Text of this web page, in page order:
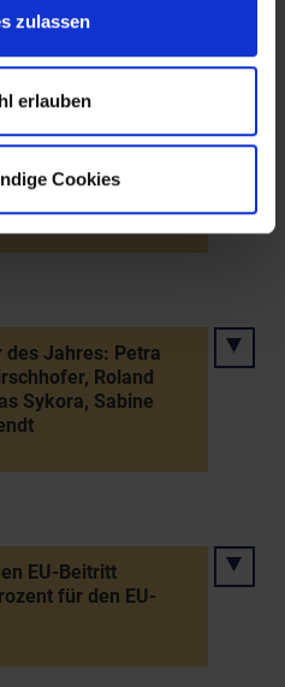
zulassen
erlauben
Cookies
(Rücktritt
des Jahres: Petra
Roland
Sykora, Sabine
EU-Beitritt
für den EU-